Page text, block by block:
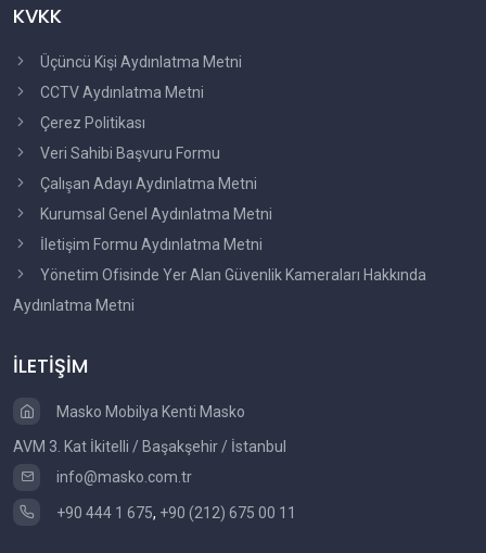
KVKK
Üçüncü Kişi Aydınlatma Metni
CCTV Aydınlatma Metni
Çerez Politikası
Veri Sahibi Başvuru Formu
Çalışan Adayı Aydınlatma Metni
Kurumsal Genel Aydınlatma Metni
İletişim Formu Aydınlatma Metni
Yönetim Ofisinde Yer Alan Güvenlik Kameraları Hakkında
Aydınlatma Metni
İLETİŞİM
Masko Mobilya Kenti Masko
AVM 3. Kat İkitelli / Başakşehir / İstanbul
info@masko.com.tr
+90 444 1 675, +90 (212) 675 00 11